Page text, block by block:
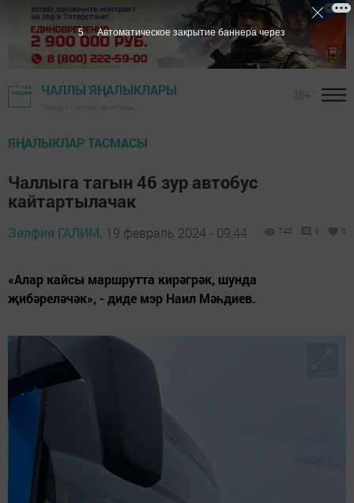
ЧАЛЛЫ ЯҢАЛЫКЛАРЫ
ЯҢАЛЫКЛАР ТАСМАСЫ
Чаллыга тагын 46 зур автобус
кайтартылачак
Зөлфия ГАЛИМ, 19 февраль 2024 - 09:44 740 0 0
«Алар кайсы маршрутта кирәгрәк, шунда
җибәреләчәк», - диде мэр Наил Мәһдиев.
4 Автоматическое закрытие баннера через